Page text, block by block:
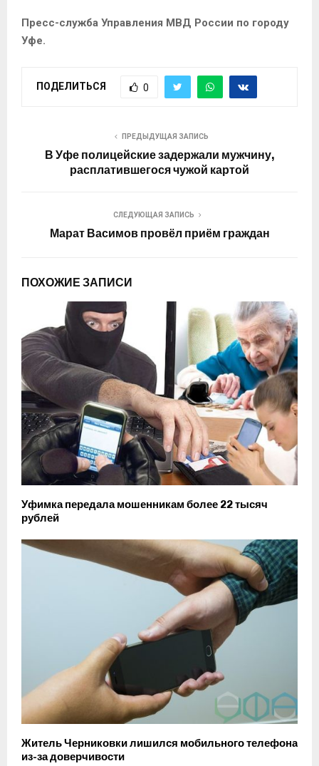
Пресс-служба Управления МВД России по городу
Уфе.
ПОДЕЛИТЬСЯ 0
ПРЕДЫДУЩАЯ ЗАПИСЬ
В Уфе полицейские задержали мужчину,
расплатившегося чужой картой
СЛЕДУЮЩАЯ ЗАПИСЬ
Марат Васимов провёл приём граждан
ПОХОЖИЕ ЗАПИСИ
Уфимка передала мошенникам более 22 тысяч
рублей
Житель Черниковки лишился мобильного телефона
из-за доверчивости